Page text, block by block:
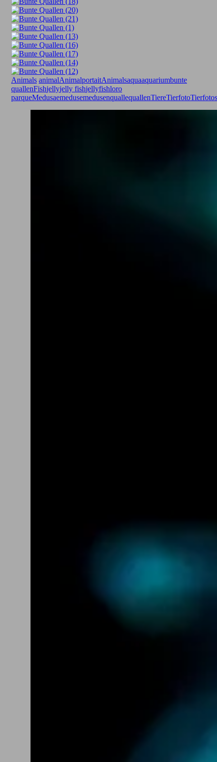
Animals animalAnimalportaitAnimalsaquaaquariumbunte
quallenFishjellyjelly fishjellyfishloro
parqueMedusaemedusemedusenquallequallenTiereTierfotoTierfotos